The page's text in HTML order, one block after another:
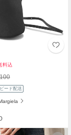
料込
ード配送